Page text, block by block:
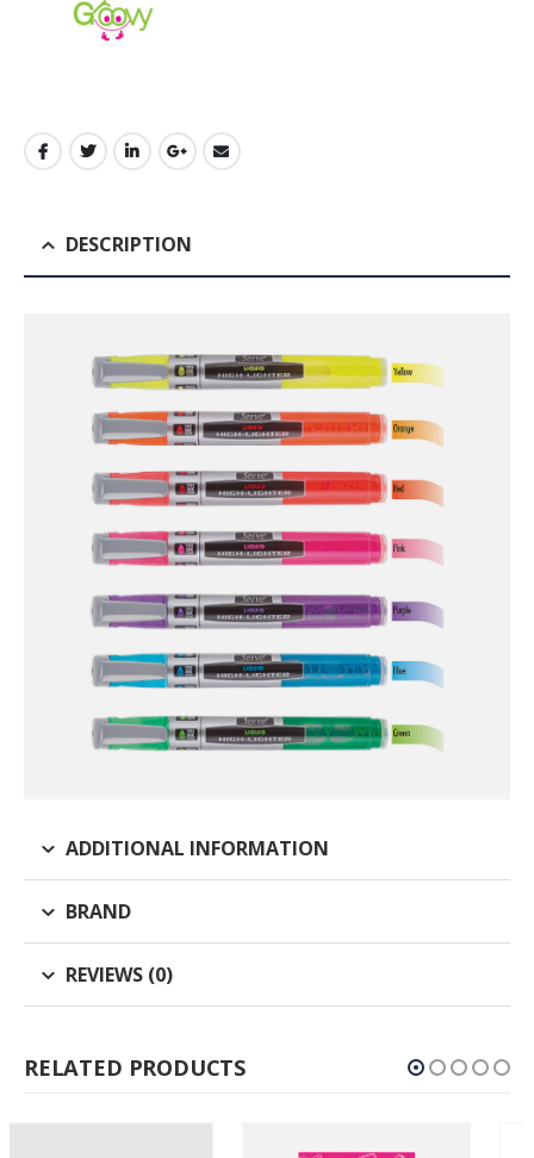
DESCRIPTION
ADDITIONAL INFORMATION
BRAND
REVIEWS (0)
RELATED PRODUCTS